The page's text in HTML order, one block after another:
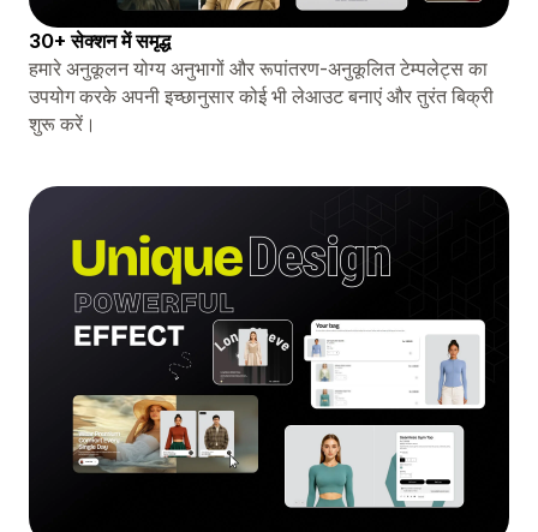
30+ सेक्शन में समृद्ध
हमारे अनुकूलन योग्य अनुभागों और रूपांतरण-अनुकूलित टेम्पलेट्स का
उपयोग करके अपनी इच्छानुसार कोई भी लेआउट बनाएं और तुरंत बिक्री
शुरू करें।